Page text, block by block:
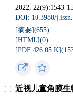
2022, 22(9):1543-
DOI: 10.3980/
[摘要](655)
[HTML](0)
[PDF 426.05 K](
近视儿童角膜